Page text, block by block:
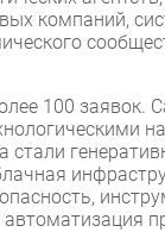
компаний,
100 заявок.
стали